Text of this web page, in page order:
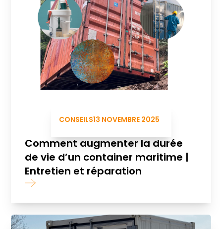
CONSEILS13 NOVEMBRE 2025
Comment augmenter la durée
de vie d’un container maritime |
Entretien et réparation